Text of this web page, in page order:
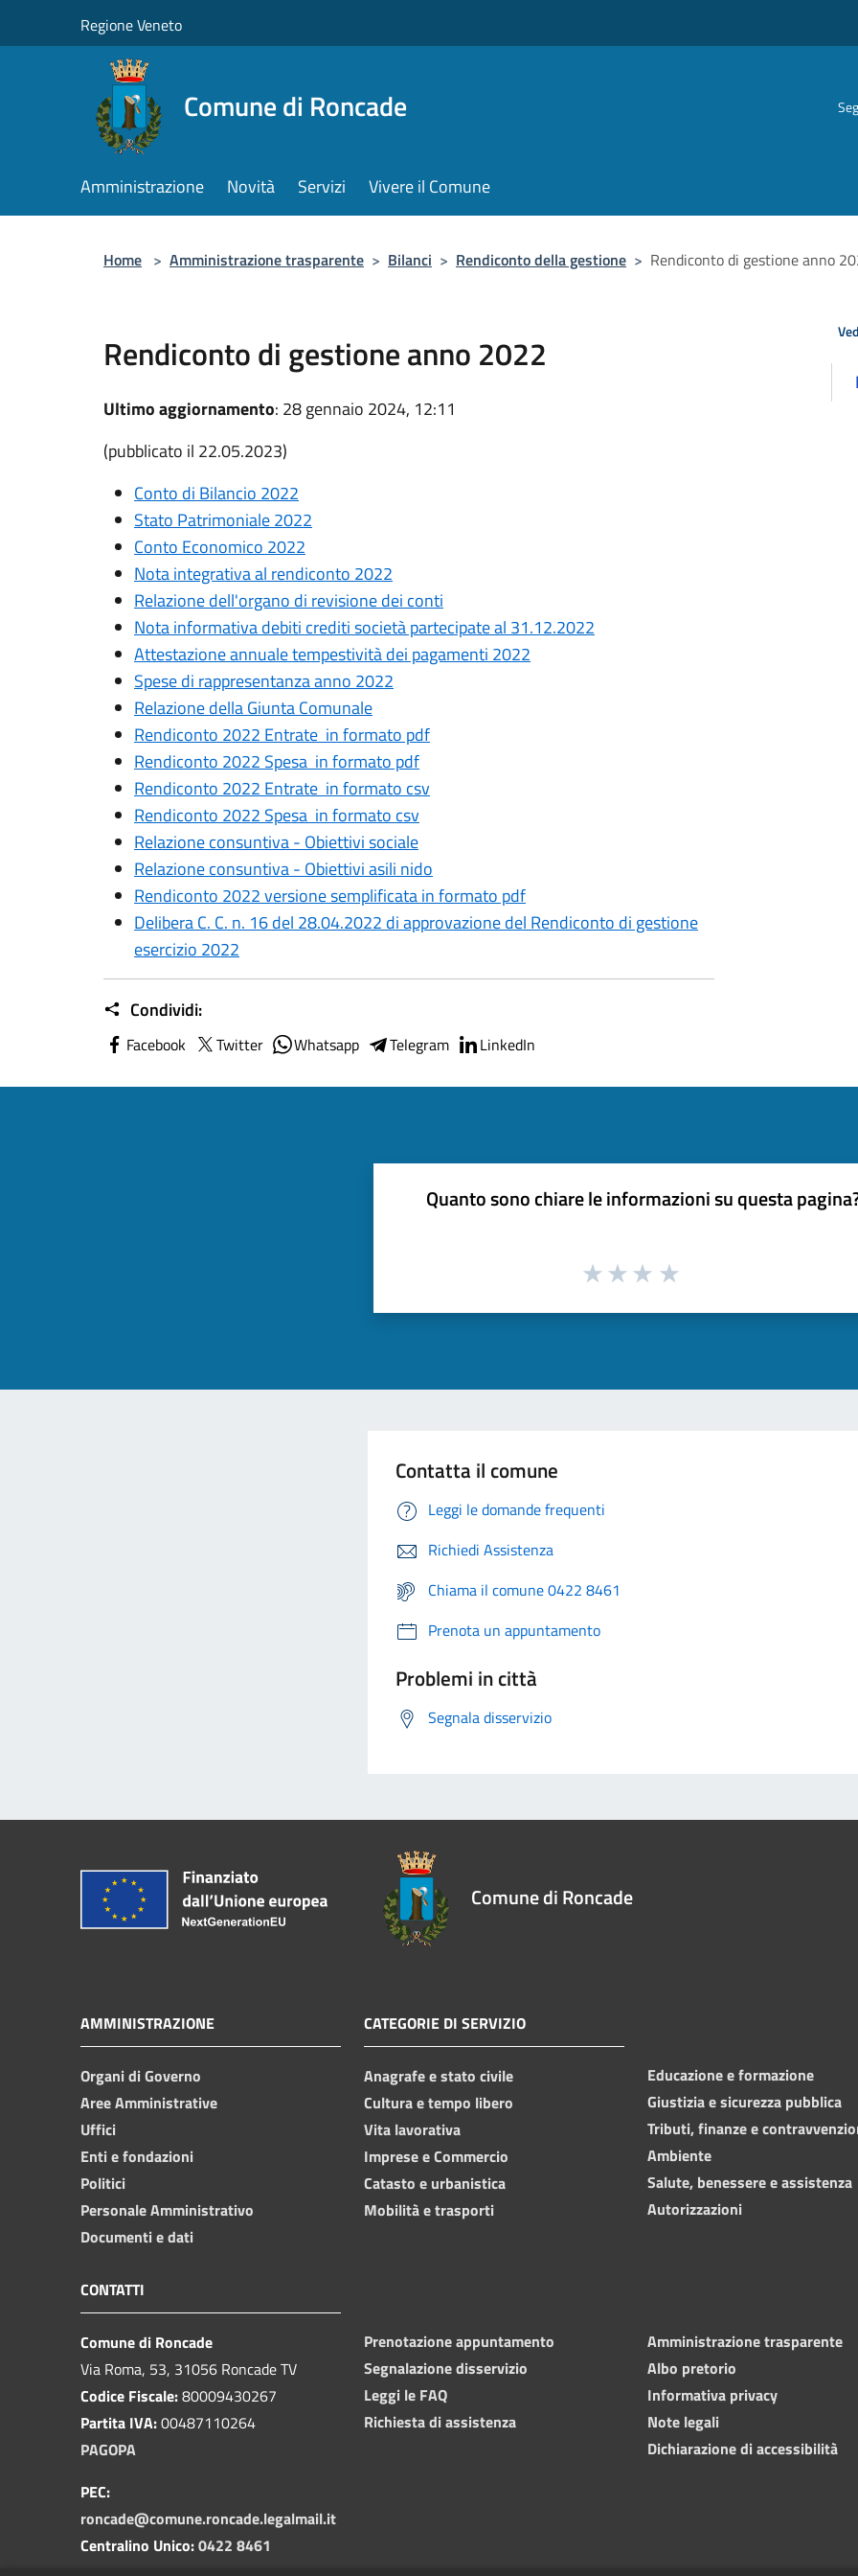
Regione Veneto
Comune di Roncade
Amministrazione Novità Servizi Vivere il Comune
Home > Amministrazione trasparente > Bilanci > Rendiconto della gestione > Rendiconto di gestione anno
Rendiconto di gestione anno 2022
Ultimo aggiornamento: 28 gennaio 2024, 12:11
(pubblicato il 22.05.2023)
Conto di Bilancio 2022
Stato Patrimoniale 2022
Conto Economico 2022
Nota integrativa al rendiconto 2022
Relazione dell'organo di revisione dei conti
Nota informativa debiti crediti società partecipate al 31.12.2022
Attestazione annuale tempestività dei pagamenti 2022
Spese di rappresentanza anno 2022
Relazione della Giunta Comunale
Rendiconto 2022 Entrate in formato pdf
Rendiconto 2022 Spesa in formato pdf
Rendiconto 2022 Entrate in formato csv
Rendiconto 2022 Spesa in formato csv
Relazione consuntiva - Obiettivi sociale
Relazione consuntiva - Obiettivi asili nido
Rendiconto 2022 versione semplificata in formato pdf
Delibera C. C. n. 16 del 28.04.2022 di approvazione del Rendiconto di gestione
esercizio 2022
Condividi:
Facebook Twitter Whatsapp Telegram LinkedIn
Quanto sono chiare le informazioni su questa
Contatta il comune
Leggi le domande frequenti
Richiedi Assistenza
Chiama il comune 0422 8461
Prenota un appuntamento
Problemi in città
Segnala disservizio
Comune di Roncade
AMMINISTRAZIONE
Organi di Governo
Aree Amministrative
Uffici
Enti e fondazioni
Politici
Personale Amministrativo
Documenti e dati
CATEGORIE DI SERVIZIO
Anagrafe e stato civile
Cultura e tempo libero
Vita lavorativa
Imprese e Commercio
Catasto e urbanistica
Mobilità e trasporti
Educazione e formazione
Giustizia e sicurezza pubblica
Tributi, finanze e
Ambiente
Salute, benessere e assistenza
Autorizzazioni
CONTATTI
Comune di Roncade
Via Roma, 53, 31056 Roncade TV
Codice Fiscale:80009430267
Partita IVA:00487110264
PAGOPA
PEC:
roncade@comune.roncade.legalmail.it
Centralino Unico:0422 8461
Prenotazione appuntamento
Segnalazione disservizio
Leggi le FAQ
Richiesta di assistenza
Amministrazione trasparente
Albo pretorio
Informativa privacy
Note legali
Dichiarazione di accessibilità